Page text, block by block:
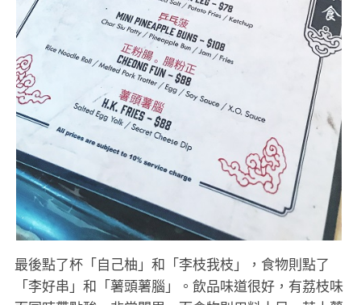
最後點了杯「自己柚」和「李枝我枝」，食物則點了
「李好串」和「薯頭薯腦」。飲品味道很好，有荔枝味